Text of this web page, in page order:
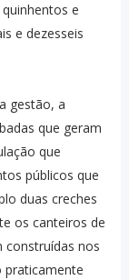
e
e dezesseis
gestão, a
que geram
que
públicos que
duas creches
os canteiros de
construídas nos
praticamente